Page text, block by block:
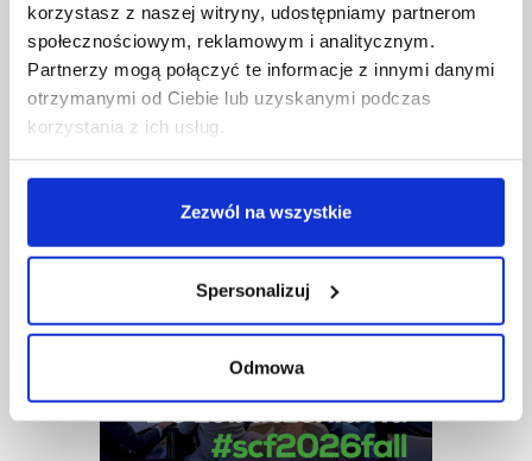
korzystasz z naszej witryny, udostępniamy partnerom
społecznościowym, reklamowym i analitycznym.
Partnerzy mogą połączyć te informacje z innymi danymi
otrzymanymi od Ciebie lub uzyskanymi podczas
korzystania z ich usług.
Zezwól na wszystkie
Spersonalizuj
Odmowa